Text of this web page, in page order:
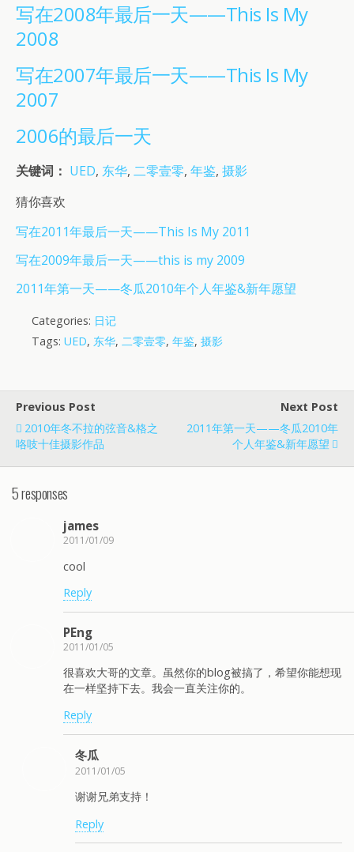
写在2008年最后一天——This Is My
2008
写在2007年最后一天——This Is My
2007
2006的最后一天
关键词： UED, 东华, 二零壹零, 年鉴, 摄影
猜你喜欢
写在2011年最后一天——This Is My 2011
写在2009年最后一天——this is my 2009
2011年第一天——冬瓜2010年个人年鉴&新年愿望
Categories: 日记
Tags: UED, 东华, 二零壹零, 年鉴, 摄影
Previous Post
2010年冬不拉的弦音&格之
咯吱十佳摄影作品
Next Post
2011年第一天——冬瓜2010年
个人年鉴&新年愿望
5 responses
james
2011/01/09
cool
Reply
PEng
2011/01/05
很喜欢大哥的文章。虽然你的blog被搞了，希望你能想现
在一样坚持下去。我会一直关注你的。
Reply
冬瓜
2011/01/05
谢谢兄弟支持！
Reply